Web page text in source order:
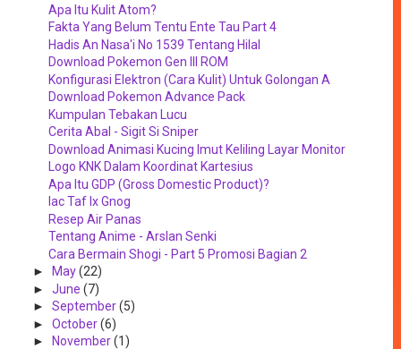
Apa Itu Kulit Atom?
Fakta Yang Belum Tentu Ente Tau Part 4
Hadis An Nasa'i No 1539 Tentang Hilal
Download Pokemon Gen III ROM
Konfigurasi Elektron (Cara Kulit) Untuk Golongan A
Download Pokemon Advance Pack
Kumpulan Tebakan Lucu
Cerita Abal - Sigit Si Sniper
Download Animasi Kucing Imut Keliling Layar Monitor
Logo KNK Dalam Koordinat Kartesius
Apa Itu GDP (Gross Domestic Product)?
Iac Taf Ix Gnog
Resep Air Panas
Tentang Anime - Arslan Senki
Cara Bermain Shogi - Part 5 Promosi Bagian 2
►
May(22)
► June (7)
► September(5)
► October(6)
►
November(1)